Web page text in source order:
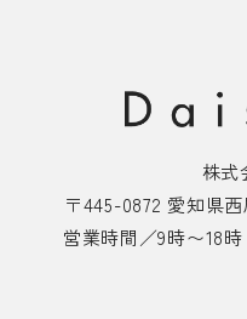
株
〒445-0872 愛知県
営業時間／9時〜18